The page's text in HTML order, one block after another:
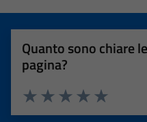
Quanto sono chiare
pagina?
Valuta 5
Valuta 4 stelle
Valuta 3 stelle su 5
Valuta 2 stelle su 5
Valuta 1 stelle su 5